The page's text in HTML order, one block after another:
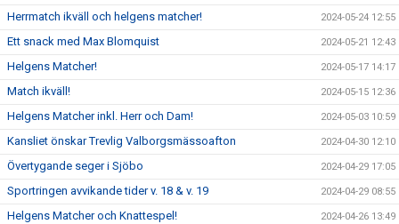
Herrmatch ikväll och helgens matcher! 2024-05-24 12:55
Ett snack med Max Blomquist 2024-05-21 12:43
Helgens Matcher! 2024-05-17 14:17
Match ikväll! 2024-05-15 12:36
Helgens Matcher inkl. Herr och Dam! 2024-05-03 10:59
Kansliet önskar Trevlig Valborgsmässoafton 2024-04-30 12:10
Övertygande seger i Sjöbo 2024-04-29 17:05
Sportringen avvikande tider v. 18 & v. 19 2024-04-29 08:55
Helgens Matcher och Knattespel! 2024-04-26 13:49